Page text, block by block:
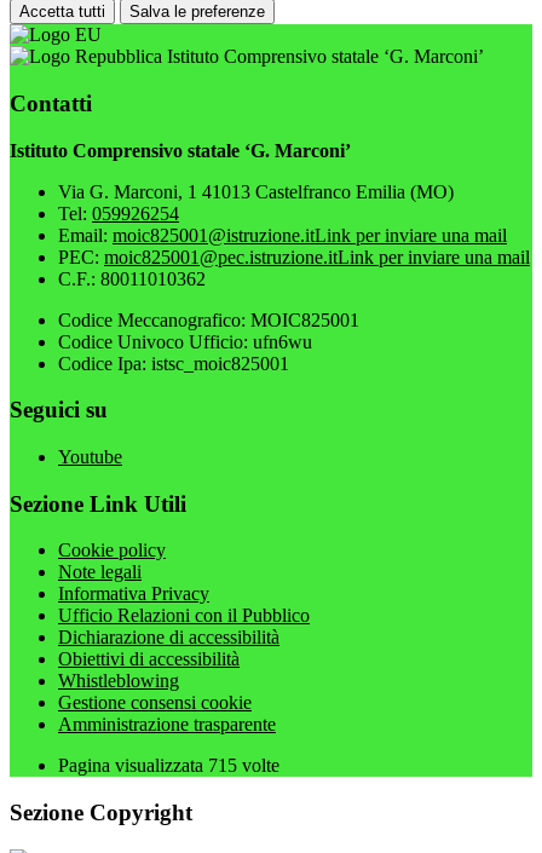
Accetta tutti Salva le preferenze
Istituto Comprensivo statale ‘G. Marconi’
Contatti
Istituto Comprensivo statale ‘G. Marconi’
Via G. Marconi, 1 41013 Castelfranco Emilia (MO)
Tel: 059926254
Email: moic825001@istruzione.itLink per inviare una mail
PEC: moic825001@pec.istruzione.itLink per inviare una mail
C.F.: 80011010362
Codice Meccanografico: MOIC825001
Codice Univoco Ufficio: ufn6wu
Codice Ipa: istsc_moic825001
Seguici su
Youtube
Sezione Link Utili
Cookie policy
Note legali
Informativa Privacy
Ufficio Relazioni con il Pubblico
Dichiarazione di accessibilità
Obiettivi di accessibilità
Whistleblowing
Gestione consensi cookie
Amministrazione trasparente
Pagina visualizzata 715 volte
Sezione Copyright